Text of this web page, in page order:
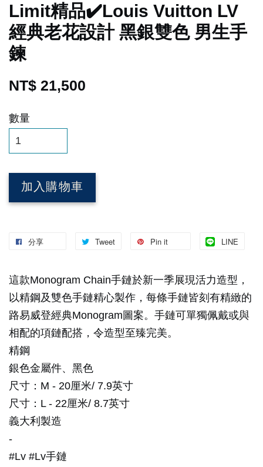
Limit精品✔️Louis Vuitton LV
經典老花設計 黑銀雙色 男生手
鍊
NT$ 21,500
數量
加入購物車
分享 Tweet Pin it LINE
這款Monogram Chain手鏈於新一季展現活力造型，
以精鋼及雙色手鏈精心製作，每條手鏈皆刻有精緻的
路易威登經典Monogram圖案。手鏈可單獨佩戴或與
相配的項鏈配搭，令造型至臻完美。
精鋼
銀色金屬件、黑色
尺寸：M - 20厘米/ 7.9英寸
尺寸：L - 22厘米/ 8.7英寸
義大利製造
-
#Lv #Lv手鏈